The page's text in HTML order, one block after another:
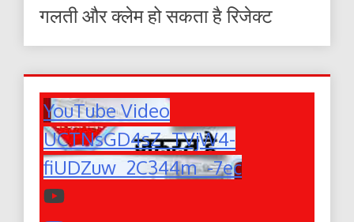
गलती और क्लेम हो सकता है रिजेक्ट
YouTube Video
UCTNsGD4sZ_TVjW4-
fiUDZuw_2C344m_-7ec